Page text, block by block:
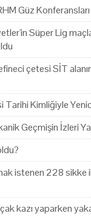
Güz Konferansları
Süper Lig
çetesi SİT
Tarihi Kimliğiyle
Geçmişin İzleri
istenen 228
kazı yaparken